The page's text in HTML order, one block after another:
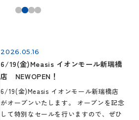
2026.05.16
6/19(金)Measis イオンモール新瑞橋
店 NEWOPEN！
6/19(金)Measis イオンモール新瑞橋店
がオープンいたします。 オープンを記念
して特別なセールを行いますので、ぜひ